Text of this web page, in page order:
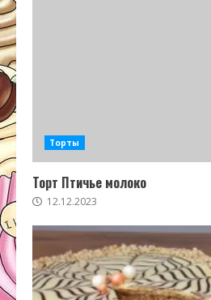
Торты
Торт Птичье молоко
12.12.2023